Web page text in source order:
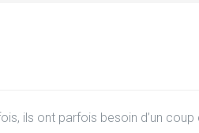
ils ont parfois besoin d’un coup